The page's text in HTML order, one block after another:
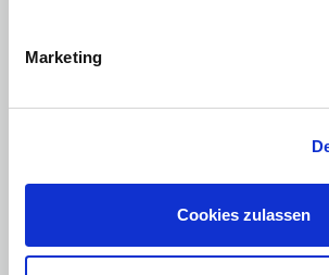
Marketing
Cookies zulassen